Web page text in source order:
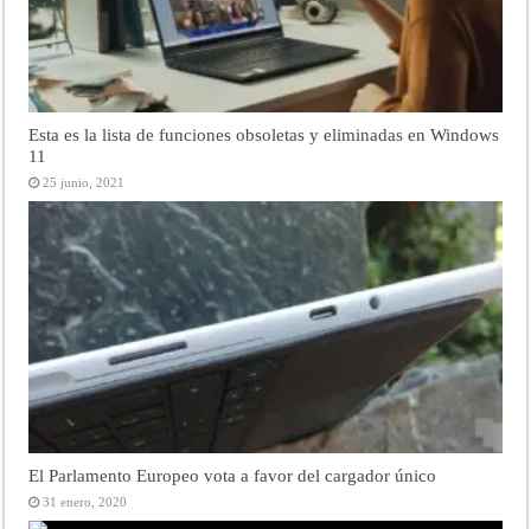
Esta es la lista de funciones obsoletas y eliminadas en Windows
11
25 junio, 2021
El Parlamento Europeo vota a favor del cargador único
31 enero, 2020